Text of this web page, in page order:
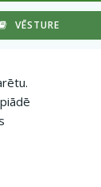
VĒSTURE